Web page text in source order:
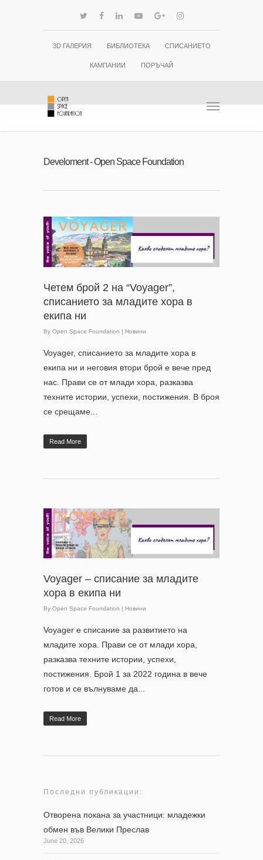
3D ГАЛЕРИЯ БИБЛИОТЕКА СПИСАНИЕТО
КАМПАНИИ ПОРЪЧАЙ
Develoment - Open Space Foundation
Четем брой 2 на “Voyager”,
списанието за младите хора в
екипа ни
By Open Space Foundation | Новини
Voyager, списанието за младите хора в
екипа ни и неговия втори брой е вече пред
нас. Прави се от млади хора, разказва
техните истории, успехи, постижения. В броя
се срещаме...
Read More
Voyager – списание за младите
хора в екипа ни
By Open Space Foundation | Новини
Voyager е списание за развитието на
младите хора. Прави се от млади хора,
разказва техните истории, успехи,
постижения. Брой 1 за 2022 година в вече
готов и се вълнуваме да...
Read More
Последни публикации:
Отворена покана за участници: младежки
обмен във Велики Преслав
June 20, 2026